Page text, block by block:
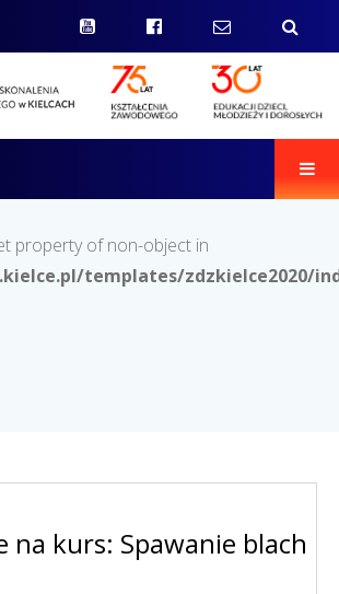
property of non-object in
templates/zdzkielce2020/
na kurs: Spawanie blach